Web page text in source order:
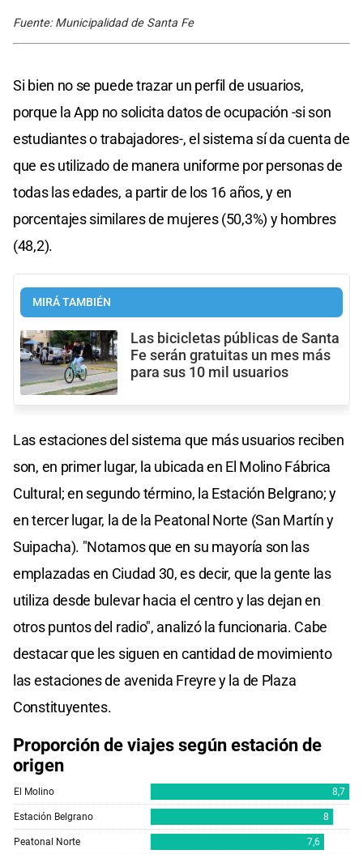
Fuente: Municipalidad de Santa Fe
Si bien no se puede trazar un perfil de usuarios,
porque la App no solicita datos de ocupación -si son
estudiantes o trabajadores-, el sistema sí da cuenta de
que es utilizado de manera uniforme por personas de
todas las edades, a partir de los 16 años, y en
porcentajes similares de mujeres (50,3%) y hombres
(48,2).
MIRÁ TAMBIÉN
Las bicicletas públicas de Santa
Fe serán gratuitas un mes más
para sus 10 mil usuarios
Las estaciones del sistema que más usuarios reciben
son, en primer lugar, la ubicada en El Molino Fábrica
Cultural; en segundo término, la Estación Belgrano; y
en tercer lugar, la de la Peatonal Norte (San Martín y
Suipacha). "Notamos que en su mayoría son las
emplazadas en Ciudad 30, es decir, que la gente las
utiliza desde bulevar hacia el centro y las dejan en
otros puntos del radio", analizó la funcionaria. Cabe
destacar que les siguen en cantidad de movimiento
las estaciones de avenida Freyre y la de Plaza
Constituyentes.